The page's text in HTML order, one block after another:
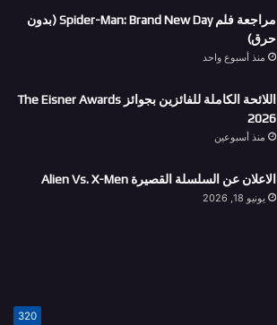
مراجعة فلم Spider-Man: Brand New Day (بدون
حرق)
منذ أسبوع واحد
اللائحة الكاملة للفائزين بجوائز The Eisner Awards
2026
منذ أسبوعين
الاعلان عن السلسلة القصيرة Alien Vs. X-Men
يونيو 18, 2026
320